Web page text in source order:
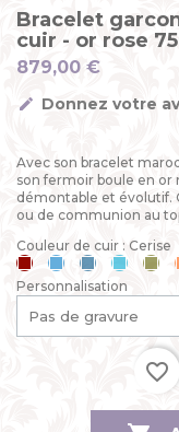
Bracelet
cuir - or rose
879,00 €
Donnez votre
Avec son bracelet
son fermoir boule en or
démontable et évolutif.
ou de communion au
Couleur de cuir : Cerise
CeriseBleu
ciel
Bleu
jean
Bleu
lagon
Kaki
Personnalisation
favorite_border